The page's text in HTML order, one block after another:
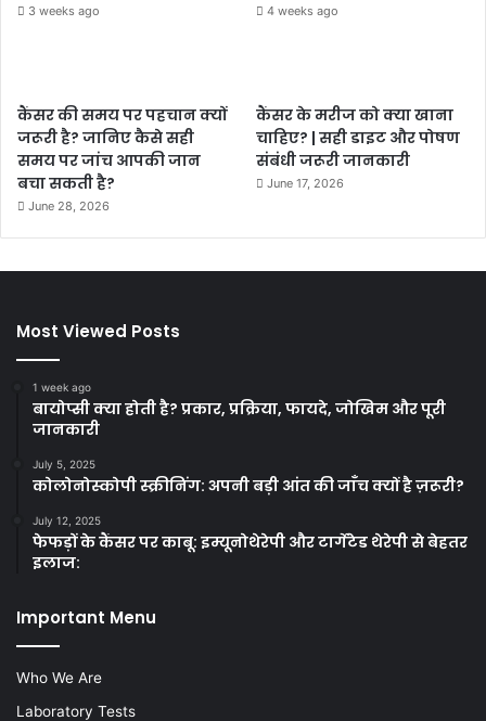
3 weeks ago 4 weeks ago
कैंसर की समय पर पहचान क्यों
जरूरी है? जानिए कैसे सही
समय पर जांच आपकी जान
बचा सकती है?
June 28, 2026
कैंसर के मरीज को क्या खाना
चाहिए? | सही डाइट और पोषण
संबंधी जरूरी जानकारी
June 17, 2026
Most Viewed Posts
1 week ago
बायोप्सी क्या होती है? प्रकार, प्रक्रिया, फायदे, जोखिम और पूरी
जानकारी
July 5, 2025
कोलोनोस्कोपी स्क्रीनिंग: अपनी बड़ी आंत की जाँच क्यों है ज़रूरी?
July 12, 2025
फेफड़ों के कैंसर पर काबू: इम्यूनोथेरेपी और टार्गेटेड थेरेपी से बेहतर
इलाज:
Important Menu
Who We Are
Laboratory Tests